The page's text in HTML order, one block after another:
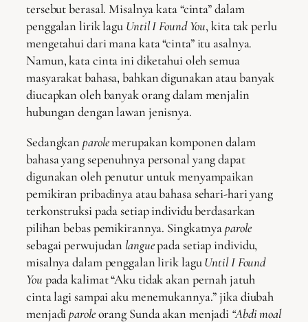
tersebut berasal. Misalnya kata “cinta” dalam
penggalan lirik lagu Until I Found You, kita tak perlu
mengetahui dari mana kata “cinta” itu asalnya.
Namun, kata cinta ini diketahui oleh semua
masyarakat bahasa, bahkan digunakan atau banyak
diucapkan oleh banyak orang dalam menjalin
hubungan dengan lawan jenisnya.
Sedangkan parolemerupakan komponen dalam
bahasa yang sepenuhnya personal yang dapat
digunakan oleh penutur untuk menyampaikan
pemikiran pribadinya atau bahasa sehari-hari yang
terkonstruksi pada setiap individu berdasarkan
pilihan bebas pemikirannya. Singkatnyaparole
sebagai perwujudan languepada setiap individu,
misalnya dalam penggalan lirik laguUntil I Found
You pada kalimat “Aku tidak akan pernah jatuh
cinta lagi sampai aku menemukannya.” jika diubah
menjadiparoleorang Sunda akan menjadi “Abdi moal